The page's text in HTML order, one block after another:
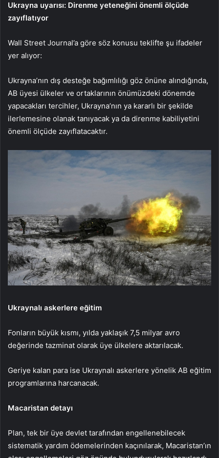
Ukrayna uyarısı: Direnme yeteneğini önemli ölçüde
zayıflatıyor
Wall Street Journal’a göre söz konusu teklifte şu ifadeler
yer alıyor:
Ukrayna’nın dış desteğe bağımlılığı göz önüne alındığında,
AB üyesi ülkeler ve ortaklarının önümüzdeki dönemde
yapacakları tercihler, Ukrayna’nın ya kararlı bir şekilde
ilerlemesine olanak tanıyacak ya da direnme kabiliyetini
önemli ölçüde zayıflatacaktır.
Ukraynalı askerlere eğitim
Fonların büyük kısmı, yılda yaklaşık 7,5 milyar avro
değerinde tazminat olarak üye ülkelere aktarılacak.
Geriye kalan para ise Ukraynalı askerlere yönelik AB eğitim
programlarına harcanacak.
Macaristan detayı
Plan, tek bir üye devlet tarafından engellenebilecek
sistematik yardım ödemelerinden kaçınılarak, Macaristan’ın